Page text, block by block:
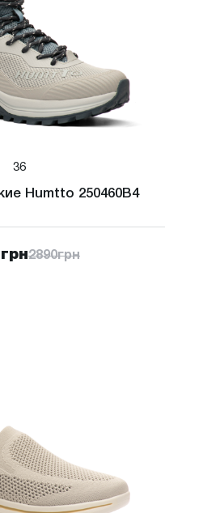
36
Humtto 250460B4
грн2890грн